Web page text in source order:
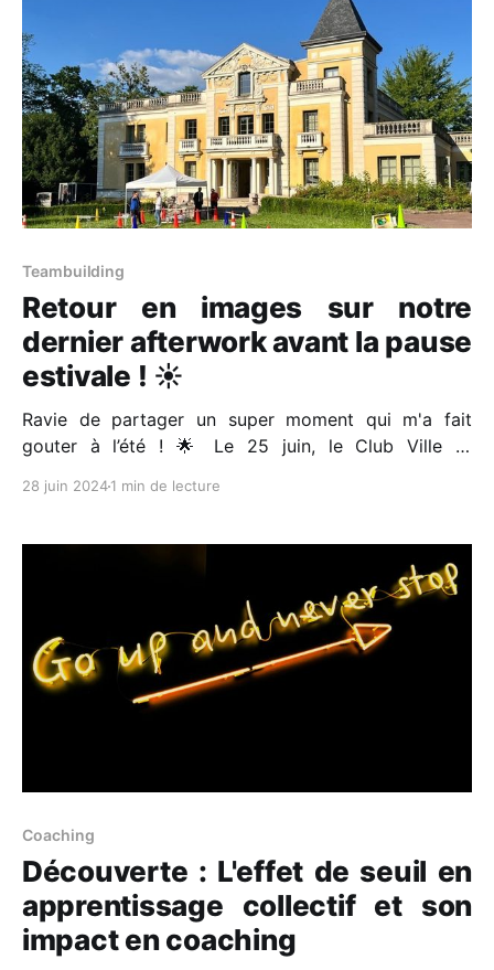
Teambuilding
Retour en images sur notre
dernier afterwork avant la pause
estivale ! ☀️
Ravie de partager un super moment qui m'a fait
gouter à l’été ! 🌟 Le 25 juin, le Club Ville et
sportif avec l'ASPAL Sports Educatifs Scolaire-
28 juin 20241 min de lecture
Coaching
Découverte : L'effet de seuil en
apprentissage collectif et son
impact en coaching